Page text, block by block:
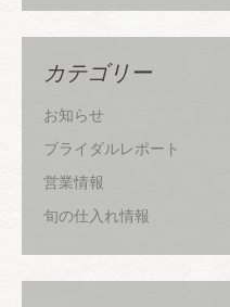
カテゴリー
お知らせ
ブライダルレポート
営業情報
旬の仕入れ情報